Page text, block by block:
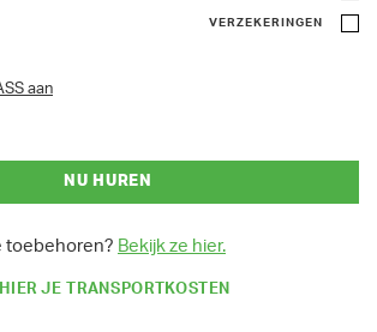
VERZEKERINGEN
aan
NU HUREN
toebehoren? Bekijk ze hier.
JE TRANSPORTKOSTEN